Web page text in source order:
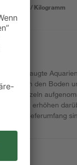
0,32 € / Kilogramm
ausgelaugte
in den Boden
die Wurzeln
Sie erhöhen
Im Lieferumfang